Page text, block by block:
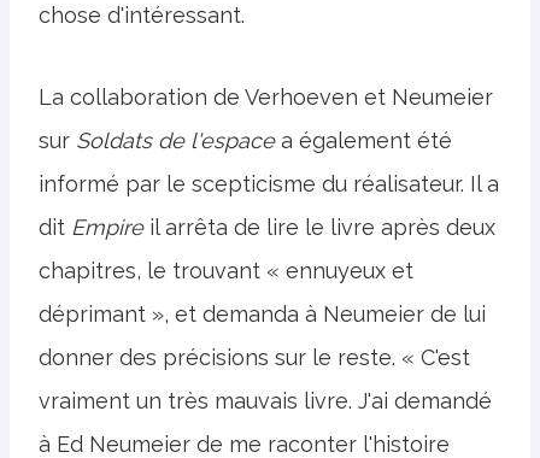
chose d'intéressant.
La collaboration de Verhoeven et Neumeier
sur Soldats de l'espacea également été
informé par le scepticisme du réalisateur. Il a
dit Empireil arrêta de lire le livre après deux
chapitres, le trouvant « ennuyeux et
déprimant », et demanda à Neumeier de lui
donner des précisions sur le reste. « C'est
vraiment un très mauvais livre. J'ai demandé
à Ed Neumeier de me raconter l'histoire